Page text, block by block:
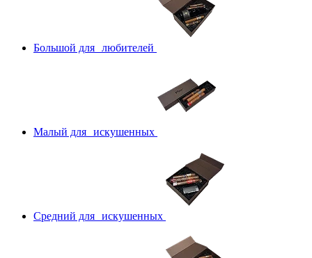
Большой для любителей
Малый для искушенных
Средний для искушенных